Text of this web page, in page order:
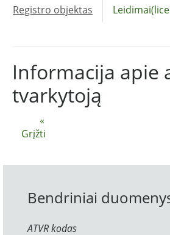
Registro objektas
«
Grįžti
Informacija apie
tvarkytoją
Bendriniai
ATVR kodas